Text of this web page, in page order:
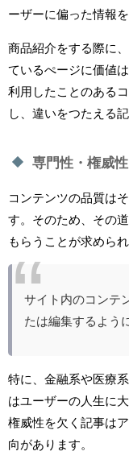
ーザーに偏った情報
商品紹介をする際に
ているぺージに価値
利用したことのある
し、違いをつたえる
専門性・権威
コンテンツの品質は
す。そのため、その
もらうことが求められ
サイト内のコンテ
たは編集するよう
特に、金融系や医療
はユーザーの人生に
権威性を欠く記事は
向があります。